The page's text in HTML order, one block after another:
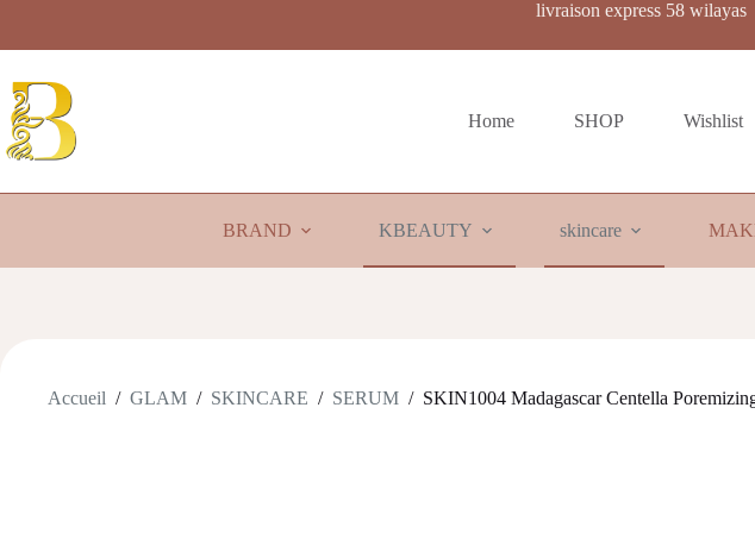
contenu
livraison express 58 wilayas
Home SHOP Wishlist
BRAND KBEAUTY skincare
Accueil / GLAM / SKINCARE / SERUM / SKIN1004 Madagascar Centella